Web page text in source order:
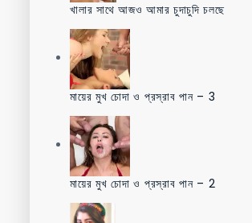
খালার সাথে আজও আমার চুদাচুদি চলছে
মায়ের মুখ চোদা ও প্রস্রাব পান – 3
মায়ের মুখ চোদা ও প্রস্রাব পান – 2